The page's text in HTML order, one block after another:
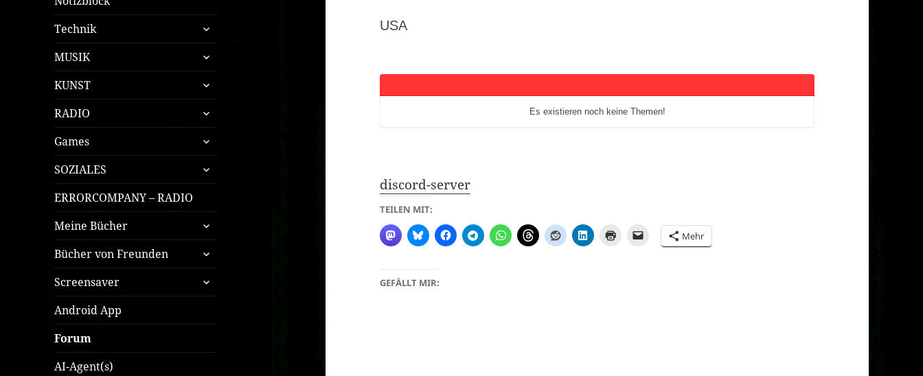
Technik
untermenü
öffnen
MUSIK
untermenü
öffnen
KUNST
untermenü
öffnen
RADIO
untermenü
öffnen
Games
untermenü
öffnen
SOZIALES
untermenü
öffnen
ERRORCOMPANY – RADIO
Meine Bücher
untermenü
öffnen
Bücher von Freunden
untermenü
öffnen
Screensaver
untermenü
öffnen
Android App
Forum
AI-Agent(s)
hier:
USA
Es existieren noch keine Themen!
discord-server
TEILEN MIT:
Mehr
GEFÄLLT MIR: